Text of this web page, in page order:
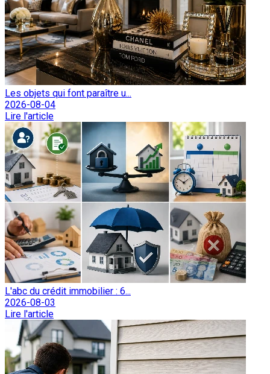
Les objets qui font paraître u...
2026-08-04
Lire l'article
L'abc du crédit immobilier : 6...
2026-08-03
Lire l'article